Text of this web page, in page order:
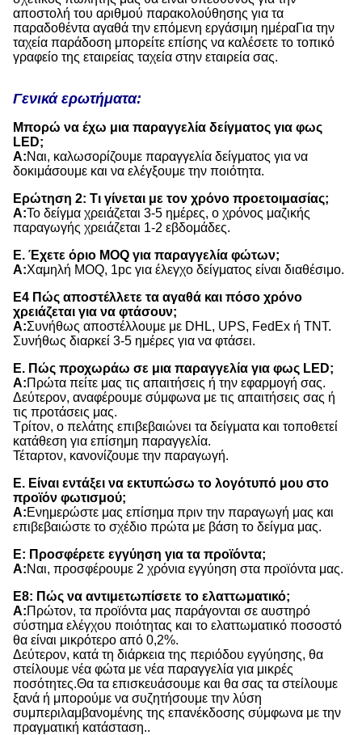
αποστολή του αριθμού παρακολούθησης για τα
παραδοθέντα αγαθά την επόμενη εργάσιμη ημέραΓια την
ταχεία παράδοση μπορείτε επίσης να καλέσετε το τοπικό
γραφείο της εταιρείας ταχεία στην εταιρεία σας.
Γενικά ερωτήματα:
Μπορώ να έχω μια παραγγελία δείγματος για φως
LED;
Α:Ναι, καλωσορίζουμε παραγγελία δείγματος για να
δοκιμάσουμε και να ελέγξουμε την ποιότητα.
Ερώτηση 2: Τι γίνεται με τον χρόνο προετοιμασίας;
Α:Το δείγμα χρειάζεται 3-5 ημέρες, ο χρόνος μαζικής
παραγωγής χρειάζεται 1-2 εβδομάδες.
Ε. Έχετε όριο MOQ για παραγγελία φώτων;
Α:Χαμηλή MOQ, 1pc για έλεγχο δείγματος είναι διαθέσιμο.
Ε4 Πώς αποστέλλετε τα αγαθά και πόσο χρόνο
χρειάζεται για να φτάσουν;
Α:Συνήθως αποστέλλουμε με DHL, UPS, FedEx ή TNT.
Συνήθως διαρκεί 3-5 ημέρες για να φτάσει.
Ε. Πώς προχωράω σε μια παραγγελία για φως LED;
Α:Πρώτα πείτε μας τις απαιτήσεις ή την εφαρμογή σας.
Δεύτερον, αναφέρουμε σύμφωνα με τις απαιτήσεις σας ή
τις προτάσεις μας.
Τρίτον, ο πελάτης επιβεβαιώνει τα δείγματα και τοποθετεί
κατάθεση για επίσημη παραγγελία.
Τέταρτον, κανονίζουμε την παραγωγή.
Ε. Είναι εντάξει να εκτυπώσω το λογότυπό μου στο
προϊόν φωτισμού;
Α:Ενημερώστε μας επίσημα πριν την παραγωγή μας και
επιβεβαιώστε το σχέδιο πρώτα με βάση το δείγμα μας.
Ε: Προσφέρετε εγγύηση για τα προϊόντα;
Α:Ναι, προσφέρουμε 2 χρόνια εγγύηση στα προϊόντα μας.
Ε8: Πώς να αντιμετωπίσετε το ελαττωματικό;
Α:Πρώτον, τα προϊόντα μας παράγονται σε αυστηρό
σύστημα ελέγχου ποιότητας και το ελαττωματικό ποσοστό
θα είναι μικρότερο από 0,2%.
Δεύτερον, κατά τη διάρκεια της περιόδου εγγύησης, θα
στείλουμε νέα φώτα με νέα παραγγελία για μικρές
ποσότητες.Θα τα επισκευάσουμε και θα σας τα στείλουμε
ξανά ή μπορούμε να συζητήσουμε την λύση
συμπεριλαμβανομένης της επανέκδοσης σύμφωνα με την
πραγματική κατάσταση..